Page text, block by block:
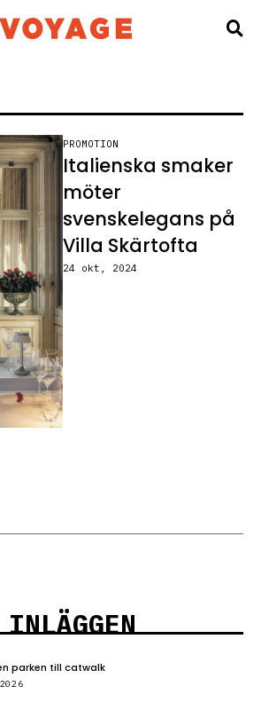
PROMOTION
Italienska smaker
möter
svenskelegans på
Villa Skärtofta
24 okt, 2024
parken till catwalk